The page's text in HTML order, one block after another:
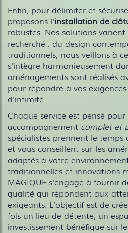
Enfin, pour délimiter et
proposons l'installation de
robustes. Nos solutions
recherché : du design
traditionnels, nous veillons à
s'intègre harmonieusement
aménagements sont réalisés
pour répondre à vos
d'intimité.
Chaque service est pensé
accompagnement complet et
spécialistes prennent le temps
et vous conseillent sur les
adaptés à votre
traditionnelles et innovations
MAGIQUE s'engage à fournir
qualité qui répondent aux
exigeants. L'objectif est de
fois un lieu de détente, un
investissement bénéfique sur